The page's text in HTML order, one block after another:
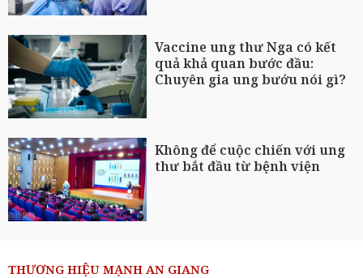
Vaccine ung thư Nga có kết
quả khả quan bước đầu:
Chuyên gia ung bướu nói gì?
Không để cuộc chiến với ung
thư bắt đầu từ bệnh viện
THƯƠNG HIỆU MẠNH AN GIANG